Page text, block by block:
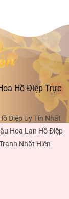
Hồ Điệp Trực
Điệp Uy Tín Nhất
Hoa Lan Hồ Điệp
Nhất Hiện